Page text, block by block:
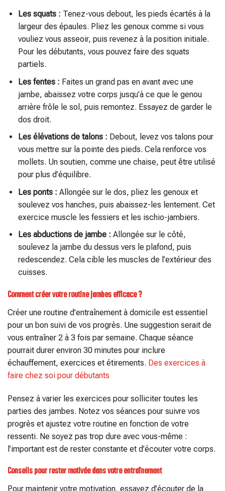
Les squats : Tenez-vous debout, les pieds écartés à la
largeur des épaules. Pliez les genoux comme si vous
vouliez vous asseoir, puis revenez à la position initiale.
Pour les débutants, vous pouvez faire des squats
partiels.
Les fentes : Faites un grand pas en avant avec une
jambe, abaissez votre corps jusqu’à ce que le genou
arrière frôle le sol, puis remontez. Essayez de garder le
dos droit.
Les élévations de talons : Debout, levez vos talons pour
vous mettre sur la pointe des pieds. Cela renforce vos
mollets. Un soutien, comme une chaise, peut être utilisé
pour plus d’équilibre.
Les ponts : Allongée sur le dos, pliez les genoux et
soulevez vos hanches, puis abaissez-les lentement. Cet
exercice muscle les fessiers et les ischio-jambiers.
Les abductions de jambe : Allongée sur le côté,
soulevez la jambe du dessus vers le plafond, puis
redescendez. Cela cible les muscles de l’extérieur des
cuisses.
Comment créer votre routine jambes efficace ?
Créer une routine d’entraînement à domicile est essentiel
pour un bon suivi de vos progrès. Une suggestion serait de
vous entraîner 2 à 3 fois par semaine. Chaque séance
pourrait durer environ 30 minutes pour inclure
échauffement, exercices et étirements. Des exercices à
faire chez soi pour débutants
Pensez à varier les exercices pour solliciter toutes les
parties des jambes. Notez vos séances pour suivre vos
progrès et ajustez votre routine en fonction de votre
ressenti. Ne soyez pas trop dure avec vous-même :
l’important est de rester constante et d’écouter votre corps.
Conseils pour rester motivée dans votre entraînement
Pour maintenir votre motivation, essayez d’écouter de la